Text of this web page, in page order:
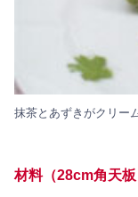
抹茶とあずきがクリー
材料（28cm角天板